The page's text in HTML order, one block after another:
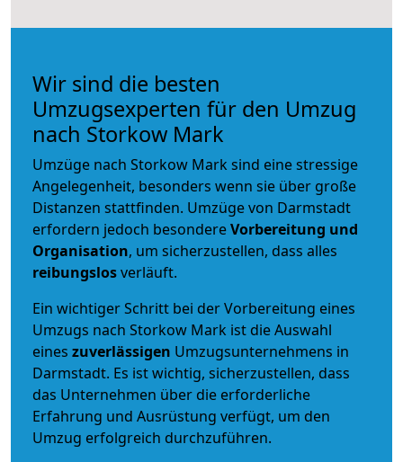
Wir sind die besten
Umzugsexperten für den Umzug
nach Storkow Mark
Umzüge nach Storkow Mark sind eine stressige
Angelegenheit, besonders wenn sie über große
Distanzen stattfinden. Umzüge von Darmstadt
erfordern jedoch besondereVorbereitung und
Organisation, um sicherzustellen, dass alles
reibungslosverläuft.
Ein wichtiger Schritt bei der Vorbereitung eines
Umzugs nach Storkow Mark ist die Auswahl
eines zuverlässigen Umzugsunternehmens in
Darmstadt. Es ist wichtig, sicherzustellen, dass
das Unternehmen über die erforderliche
Erfahrung und Ausrüstung verfügt, um den
Umzug erfolgreich durchzuführen.